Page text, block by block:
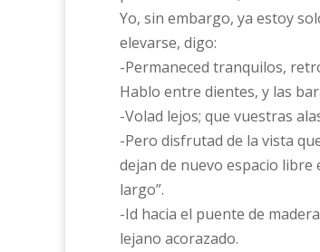
Yo, sin embargo, ya estoy
elevarse, digo:
-Permaneced tranquilos,
Hablo entre dientes, y las
-Volad lejos; que vuestras
-Pero disfrutad de la vista
dejan de nuevo espacio libre
largo”.
-Id hacia el puente de
lejano acorazado.